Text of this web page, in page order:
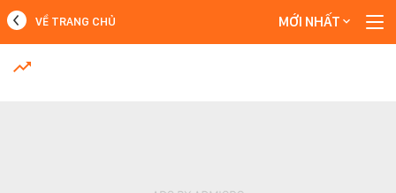
MỚI NHẤT
VỀ TRANG CHỦ MỚI NHẤT